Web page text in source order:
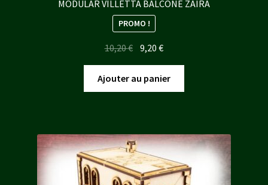
MODULAR VILLETTA BALCONE ZAIRA
PROMO !
10,20€ Le
prix
initial
était :
9,20€Le
prix
actuel
est :
Ajouter au panier